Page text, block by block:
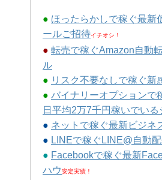
● ほったらかしで稼ぐ最新
ールご招待イチオシ！
● 転売で稼ぐAmazon自動
ル
● リスク不要なしで稼ぐ新
● バイナリーオプションで
日平均2万7千円稼いでいる
● ネットで稼ぐ最新ビジネ
● LINEで稼ぐLINE@自動
● Facebookで稼ぐ最新
ハウ安定実績！